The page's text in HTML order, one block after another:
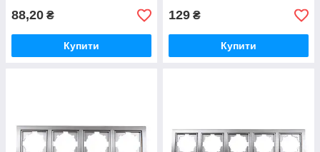
88,20 ₴
Купити
129 ₴
Купити